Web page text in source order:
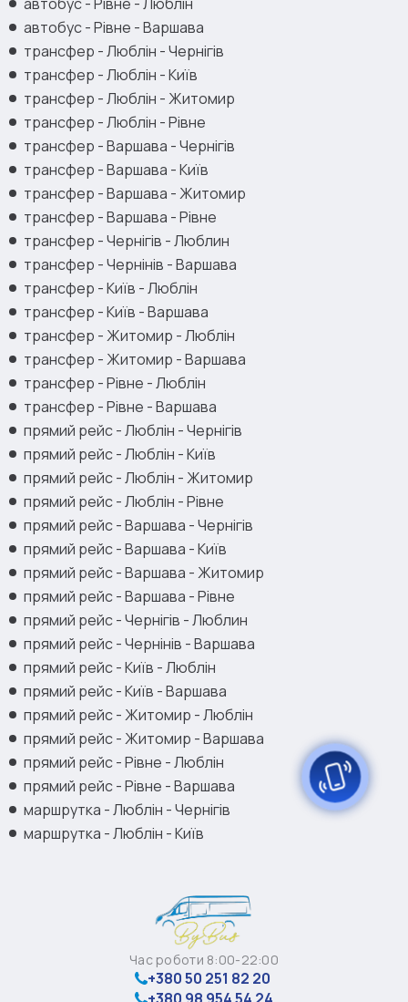
автобус - Рівне - Варшава
трансфер - Люблін - Чернігів
трансфер - Люблін - Київ
трансфер - Люблін - Житомир
трансфер - Люблін - Рівне
трансфер - Варшава - Чернігів
трансфер - Варшава - Київ
трансфер - Варшава - Житомир
трансфер - Варшава - Рівне
трансфер - Чернігів - Люблин
трансфер - Чернінів - Варшава
трансфер - Київ - Люблін
трансфер - Київ - Варшава
трансфер - Житомир - Люблін
трансфер - Житомир - Варшава
трансфер - Рівне - Люблін
трансфер - Рівне - Варшава
прямий рейс - Люблін - Чернігів
прямий рейс - Люблін - Київ
прямий рейс - Люблін - Житомир
прямий рейс - Люблін - Рівне
прямий рейс - Варшава - Чернігів
прямий рейс - Варшава - Київ
прямий рейс - Варшава - Житомир
прямий рейс - Варшава - Рівне
прямий рейс - Чернігів - Люблин
прямий рейс - Чернінів - Варшава
прямий рейс - Київ - Люблін
прямий рейс - Київ - Варшава
прямий рейс - Житомир - Люблін
прямий рейс - Житомир - Варшава
прямий рейс - Рівне - Люблін
прямий рейс - Рівне - Варшава
маршрутка - Люблін - Чернігів
маршрутка - Люблін - Київ
Час роботи 8:00-22:00
+380 50 251 82 20